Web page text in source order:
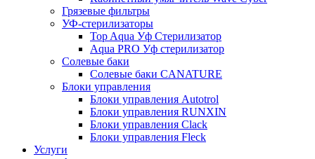
Грязевые фильтры
УФ-стерилизаторы
Top Aqua Уф Стерилизатор
Aqua PRO Уф стерилизатор
Солевые баки
Солевые баки CANATURE
Блоки управления
Блоки управления Autotrol
Блоки управления RUNXIN
Блоки управления Clack
Блоки управления Fleck
Услуги